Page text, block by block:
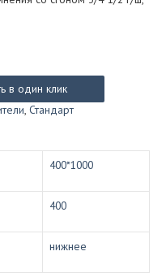
в один клик
, Стандарт
400*1000
400
нижнее